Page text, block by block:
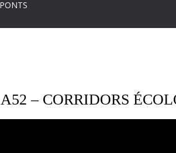
– CORRIDORS